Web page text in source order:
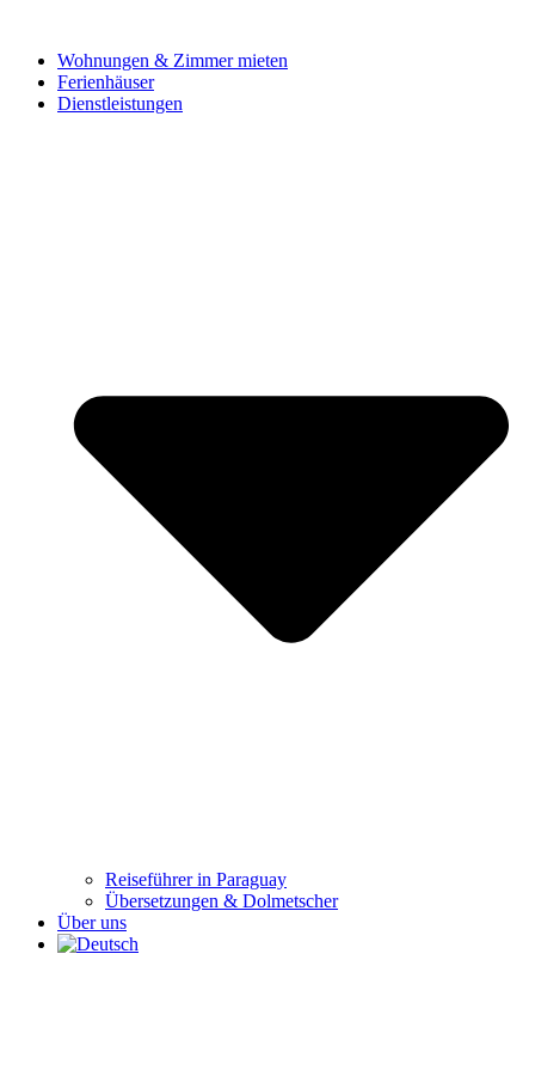
Wohnungen & Zimmer mieten
Ferienhäuser
Dienstleistungen
Reiseführer in Paraguay
Übersetzungen & Dolmetscher
Über uns